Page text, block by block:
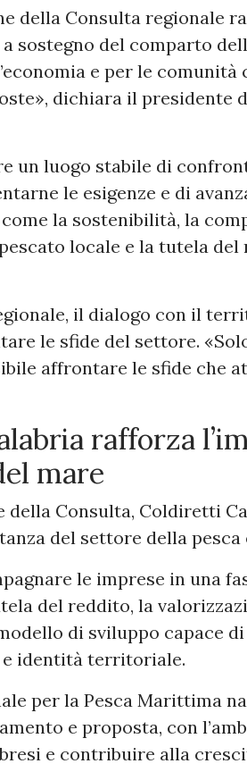
della Consulta regionale
sostegno del comparto
e per le
dichiara il presidente
un luogo stabile di
le esigenze e di
la sostenibilità, la
locale e la tutela
il dialogo con il
le sfide del settore.
affrontare le sfide che
rafforza
mare
della Consulta, Coldiretti
del settore della pesca
le imprese in una
del reddito, la
di sviluppo capace
identità territoriale.
per la Pesca Marittima
e proposta, con
e contribuire alla